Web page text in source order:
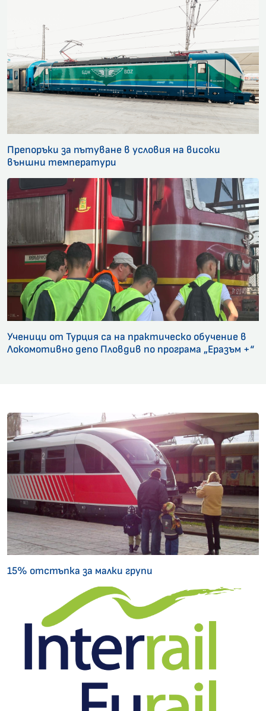
Препоръки за пътуване в условия на високи
външни температури
Ученици от Турция са на практическо обучение в
Локомотивно депо Пловдив по програма „Еразъм +“
15% отстъпка за малки групи